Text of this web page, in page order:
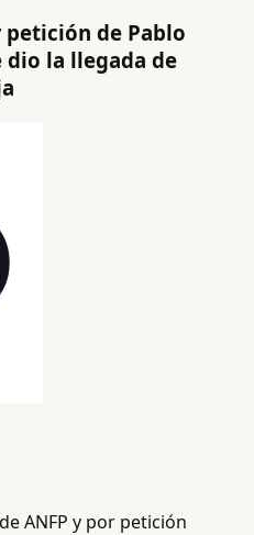
petición de Pablo
dio la llegada de